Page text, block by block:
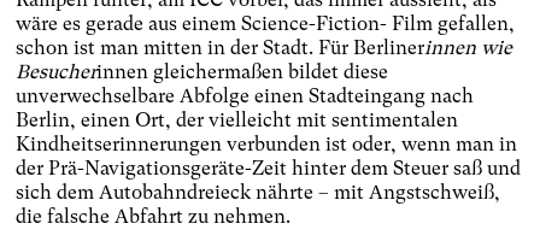
wäre es gerade aus einem Science-Fiction- Film gefallen,
schon ist man mitten in der Stadt. Für Berlinerinnen wie
Besucherinnen gleichermaßen bildet diese
unverwechselbare Abfolge einen Stadteingang nach
Berlin, einen Ort, der vielleicht mit sentimentalen
Kindheitserinnerungen verbunden ist oder, wenn man in
der Prä-Navigationsgeräte-Zeit hinter dem Steuer saß und
sich dem Autobahndreieck nährte – mit Angstschweiß,
die falsche Abfahrt zu nehmen.